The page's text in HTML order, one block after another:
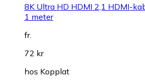
8K Ultra HD HDMI 2,1 HDMI-
1 meter
fr.
72 kr
hos Kopplat